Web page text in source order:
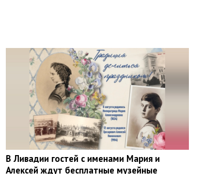
В Ливадии гостей с именами Мария и
Алексей ждут бесплатные музейные